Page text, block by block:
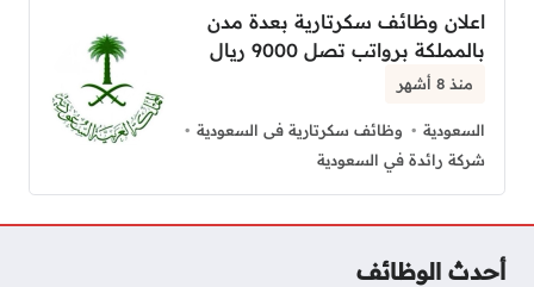
اعلان وظائف سكرتارية بعدة مدن
بالمملكة برواتب تصل 9000 ريال
منذ 8 أشهر
السعودية
وظائف سكرتارية فى السعودية
شركة رائدة في السعودية
أحدث الوظائف